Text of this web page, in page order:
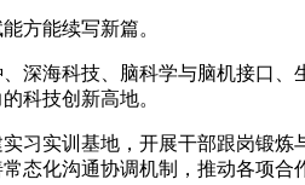
方能续写新篇。
深海科技、脑科学与脑机接口
科技创新高地。
习实训基地，开展干部跟岗锻
态化沟通协调机制，推动各项合